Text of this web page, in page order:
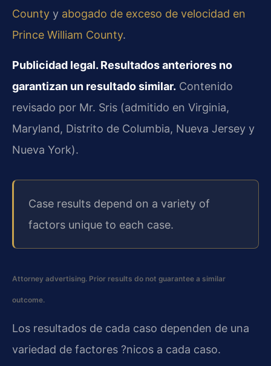
County y abogado de exceso de velocidad en
Prince William County.
Publicidad legal. Resultados anteriores no
garantizan un resultado similar. Contenido
revisado por Mr. Sris (admitido en Virginia,
Maryland, Distrito de Columbia, Nueva Jersey y
Nueva York).
Case results depend on a variety of
factors unique to each case.
Attorney advertising. Prior results do not guarantee a similar
outcome.
Los resultados de cada caso dependen de una
variedad de factores ?nicos a cada caso.